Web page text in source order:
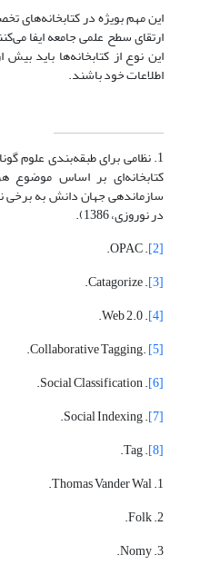
این مهم بویژه در
ارتقای سطح علمی جامعه ایفا
این نوع از کتابخانه‌ها باید بیش
اطلاعات خود باشند.
1. نظامی برای طبقه‌بندی علوم
کتابخانه‌ای بر اساس
سازماندهی جهان دانش به برخی
در نوروزی، 1386).
[2]
. OPAC.
[3]
. Catagorize.
[4]
. Web 2.0.
[5]
.Collaborative Tagging.
[6]
. Social Classification.
[7]
. Social Indexing.
[8]
. Tag.
1. Thomas Vander Wal.
2. Folk.
3. Nomy.